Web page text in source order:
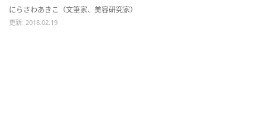
にらさわあきこ（文筆家、美容研究家）
更新: 2018.02.19